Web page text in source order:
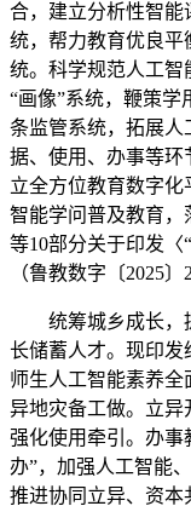
合，建立分析性智能
统，帮力教育优良平
统。科学规范人工智
“画像”系统，鞭策学
条监管系统，拓展人
据、使用、办事等环
立全方位教育数字
智能学问普及教育，
等10部分关于印发〈
（鲁教数字〔2025〕
统筹城乡成长，提
长储蓄人才。现印发
师生人工智能素养全
异地灾备工做。立异
强化使用牵引。办事
办”，加强人工智能
推进协同立异、资本